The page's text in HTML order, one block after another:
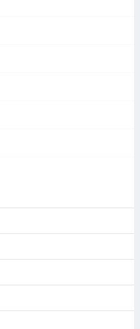
như các loại đặc sản Mộc